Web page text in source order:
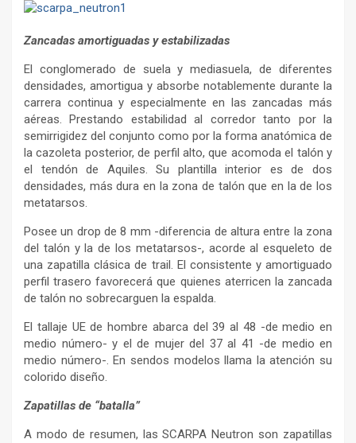
Zancadas amortiguadas y estabilizadas
El conglomerado de suela y mediasuela, de diferentes
densidades, amortigua y absorbe notablemente durante la
carrera continua y especialmente en las zancadas más
aéreas. Prestando estabilidad al corredor tanto por la
semirrigidez del conjunto como por la forma anatómica de
la cazoleta posterior, de perfil alto, que acomoda el talón y
el tendón de Aquiles. Su plantilla interior es de dos
densidades, más dura en la zona de talón que en la de los
metatarsos.
Posee un drop de 8 mm -diferencia de altura entre la zona
del talón y la de los metatarsos-, acorde al esqueleto de
una zapatilla clásica de trail. El consistente y amortiguado
perfil trasero favorecerá que quienes aterricen la zancada
de talón no sobrecarguen la espalda.
El tallaje UE de hombre abarca del 39 al 48 -de medio en
medio número- y el de mujer del 37 al 41 -de medio en
medio número-. En sendos modelos llama la atención su
colorido diseño.
Zapatillas de “batalla”
A modo de resumen, las SCARPA Neutron son zapatillas